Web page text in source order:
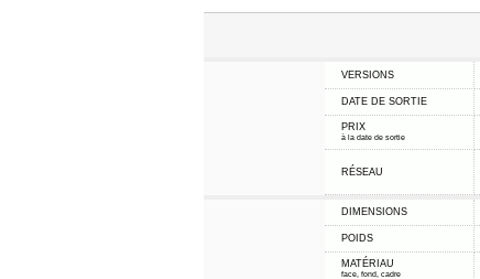
VERSIONS
DATE DE SORTIE
PRIX
à la date de sortie
RÉSEAU
DIMENSIONS
POIDS
MATÉRIAU
face, fond, cadre